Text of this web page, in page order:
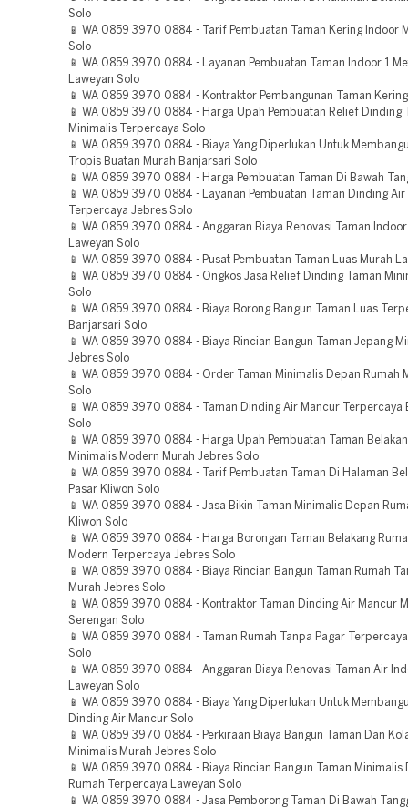
Solo
📱 WA 0859 3970 0884 - Tarif Pembuatan Taman Kering Indoor
Solo
📱 WA 0859 3970 0884 - Layanan Pembuatan Taman Indoor 1
Laweyan Solo
📱 WA 0859 3970 0884 - Kontraktor Pembangunan Taman
📱 WA 0859 3970 0884 - Harga Upah Pembuatan Relief Dinding
Minimalis Terpercaya Solo
📱 WA 0859 3970 0884 - Biaya Yang Diperlukan Untuk
Tropis Buatan Murah Banjarsari Solo
📱 WA 0859 3970 0884 - Harga Pembuatan Taman Di Bawah
📱 WA 0859 3970 0884 - Layanan Pembuatan Taman Dinding Air
Terpercaya Jebres Solo
📱 WA 0859 3970 0884 - Anggaran Biaya Renovasi Taman
Laweyan Solo
📱 WA 0859 3970 0884 - Pusat Pembuatan Taman Luas Murah
📱 WA 0859 3970 0884 - Ongkos Jasa Relief Dinding Taman
Solo
📱 WA 0859 3970 0884 - Biaya Borong Bangun Taman Luas
Banjarsari Solo
📱 WA 0859 3970 0884 - Biaya Rincian Bangun Taman Jepang
Jebres Solo
📱 WA 0859 3970 0884 - Order Taman Minimalis Depan Rumah
Solo
📱 WA 0859 3970 0884 - Taman Dinding Air Mancur Terpercaya
Solo
📱 WA 0859 3970 0884 - Harga Upah Pembuatan Taman
Minimalis Modern Murah Jebres Solo
📱 WA 0859 3970 0884 - Tarif Pembuatan Taman Di Halaman
Pasar Kliwon Solo
📱 WA 0859 3970 0884 - Jasa Bikin Taman Minimalis Depan
Kliwon Solo
📱 WA 0859 3970 0884 - Harga Borongan Taman Belakang
Modern Terpercaya Jebres Solo
📱 WA 0859 3970 0884 - Biaya Rincian Bangun Taman Rumah
Murah Jebres Solo
📱 WA 0859 3970 0884 - Kontraktor Taman Dinding Air Mancur
Serengan Solo
📱 WA 0859 3970 0884 - Taman Rumah Tanpa Pagar
Solo
📱 WA 0859 3970 0884 - Anggaran Biaya Renovasi Taman Air
Laweyan Solo
📱 WA 0859 3970 0884 - Biaya Yang Diperlukan Untuk
Dinding Air Mancur Solo
📱 WA 0859 3970 0884 - Perkiraan Biaya Bangun Taman Dan
Minimalis Murah Jebres Solo
📱 WA 0859 3970 0884 - Biaya Rincian Bangun Taman Minimalis
Rumah Terpercaya Laweyan Solo
📱 WA 0859 3970 0884 - Jasa Pemborong Taman Di Bawah